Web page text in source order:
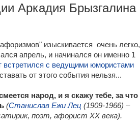
Аркадия Брызгалина
изыскивается очень легко,
апрель, и начинался он именно 1
встретился с ведущими юмористами
от этого события нельзя...
народ, и я скажу тебе, за что
(Станислав Ежи Лец (1909-1966) –
поэт, афорист ХХ века).